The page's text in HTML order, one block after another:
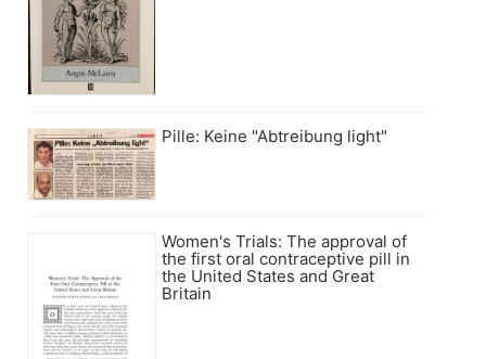
Pille: Keine "Abtreibung light"
Women's Trials: The approval of
the first oral contraceptive pill in
the United States and Great
Britain